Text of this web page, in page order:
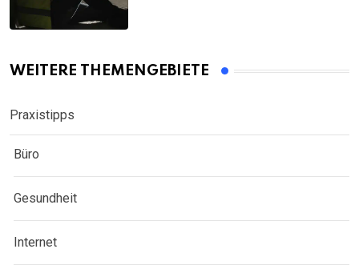
WEITERE THEMENGEBIETE
Praxistipps
Büro
Gesundheit
Internet